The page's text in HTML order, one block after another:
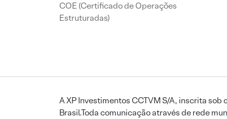
COE (Certificado de Operações
Estruturadas)
A XP Investimentos CCTVM S/A, inscrita
Brasil.Toda comunicação através de rede